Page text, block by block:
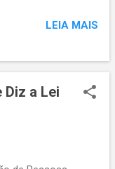
que processos
trabalho não podem
anos,
à educação,
o Estatuto
Idosa
na cultura, no
LEIA MAIS
Diz a Lei